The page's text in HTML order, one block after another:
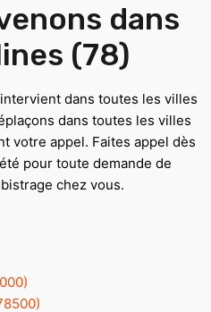
dans
(78)
dans toutes les villes
dans toutes les villes
votre appel. Faites appel dès
pour toute demande de
chez vous.